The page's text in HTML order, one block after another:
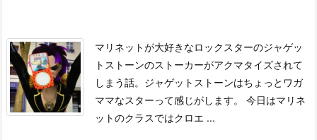
マリネットが大好きなロックスターのジャゲッ
トストーンのストーカーがアクマタイズされて
しまう話。 ジャゲットストーンはちょっとワガ
ママなスターって感じがします。
今日はマリネ
ットのクラスではクロエ ...